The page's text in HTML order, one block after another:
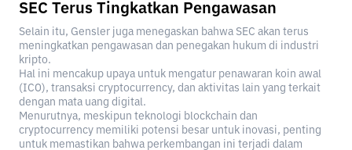
SEC Terus Tingkatkan Pengawasan
Selain itu, Gensler juga menegaskan bahwa SEC akan terus
meningkatkan pengawasan dan penegakan hukum di industri
kripto.
Hal ini mencakup upaya untuk mengatur penawaran koin awal
(ICO), transaksi cryptocurrency, dan aktivitas lain yang terkait
dengan mata uang digital.
Menurutnya, meskipun teknologi blockchain dan
cryptocurrency memiliki potensi besar untuk inovasi, penting
untuk memastikan bahwa perkembangan ini terjadi dalam